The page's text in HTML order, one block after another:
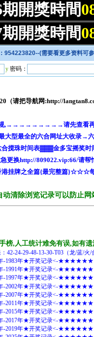
開獎時間
開獎時間
954223820--(需要看更多资料可
y密码：
榜,人工统计难免有误,如有
42-24-29-48-13-30-T03（龙/蓝/
年★开奖记录<-
年★开奖记录<-
年★开奖记录<-
年★开奖记录<-
年★开奖记录<-
年★开奖记录<-
年★开奖记录<-
年★开奖记录<-
年★开奖记录<-